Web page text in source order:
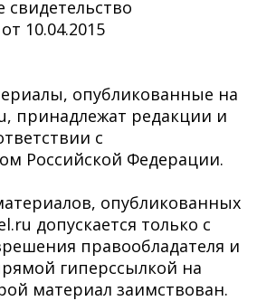
свидетельство
10.04.2015
опубликованные на
принадлежат редакции и
с
Российской Федерации.
опубликованных
допускается только с
правообладателя и
гиперссылкой на
материал заимствован.